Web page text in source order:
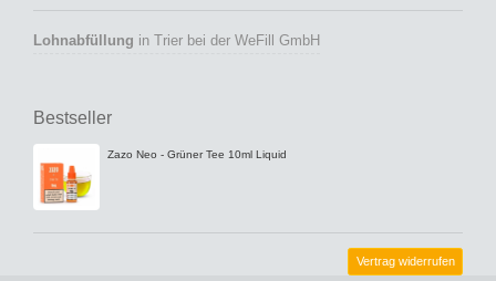
Lohnabfüllung in Trier bei der WeFill GmbH
Bestseller
Zazo Neo - Grüner Tee 10ml Liquid
Vertrag widerrufen